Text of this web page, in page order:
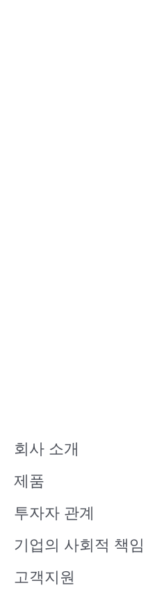
회사 소개
제품
투자자 관계
기업의 사회적 책임
고객지원